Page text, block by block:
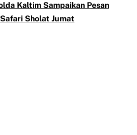
Kaltim Sampaikan Pesan
Sholat Jumat